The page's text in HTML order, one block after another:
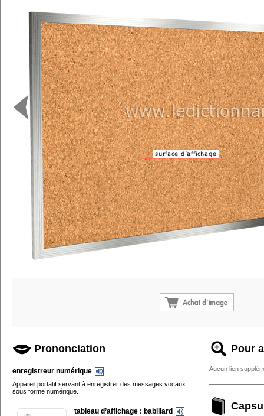
Prononciation
enregistreur numérique
Appareil portatif servant à enregistrer des messages vocaux
sous forme numérique.
tableau d’affichage : babillard
Pour
Aucun lien